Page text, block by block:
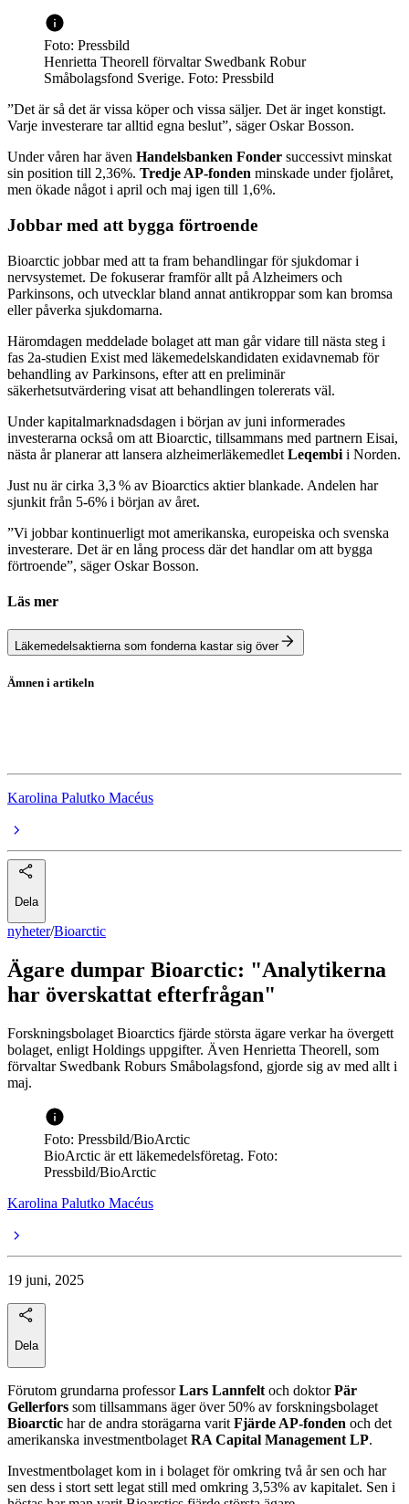
Foto: Pressbild
Henrietta Theorell förvaltar Swedbank Robur
Småbolagsfond Sverige. Foto: Pressbild
”Det är så det är vissa köper och vissa säljer. Det är inget konstigt.
Varje investerare tar alltid egna beslut”, säger Oskar Bosson.
Under våren har även Handelsbanken Fonder successivt minskat
sin position till 2,36%. Tredje AP-fonden minskade under fjolåret,
men ökade något i april och maj igen till 1,6%.
Jobbar med att bygga förtroende
Bioarctic jobbar med att ta fram behandlingar för sjukdomar i
nervsystemet. De fokuserar framför allt på Alzheimers och
Parkinsons, och utvecklar bland annat antikroppar som kan bromsa
eller påverka sjukdomarna.
Häromdagen meddelade bolaget att man går vidare till nästa steg i
fas 2a-studien Exist med läkemedelskandidaten exidavnemab för
behandling av Parkinsons, efter att en preliminär
säkerhetsutvärdering visat att behandlingen tolererats väl.
Under kapitalmarknadsdagen i början av juni informerades
investerarna också om att Bioarctic, tillsammans med partnern Eisai,
nästa år planerar att lansera alzheimerläkemedlet Leqembi i Norden.
Just nu är cirka 3,3 % av Bioarctics aktier blankade. Andelen har
sjunkit från 5-6% i början av året.
”Vi jobbar kontinuerligt mot amerikanska, europeiska och svenska
investerare. Det är en lång process där det handlar om att bygga
förtroende”, säger Oskar Bosson.
Läs mer
Läkemedelsaktierna som fonderna kastar sig över
Ämnen i artikeln
Karolina Palutko Macéus
Dela
nyheter/Bioarctic
Ägare dumpar Bioarctic: "Analytikerna
har överskattat efterfrågan"
Forskningsbolaget Bioarctics fjärde största ägare verkar ha övergett
bolaget, enligt Holdings uppgifter. Även Henrietta Theorell, som
förvaltar Swedbank Roburs Småbolagsfond, gjorde sig av med allt i
maj.
Foto: Pressbild/BioArctic
BioArctic är ett läkemedelsföretag. Foto:
Pressbild/BioArctic
Karolina Palutko Macéus
19 juni, 2025
Dela
Förutom grundarna professorLars Lannfelt och doktorPär
Gellerfors som tillsammans äger över 50% av forskningsbolaget
Bioarctic har de andra storägarna varit Fjärde AP-fonden och det
amerikanska investmentbolaget RA Capital Management LP.
Investmentbolaget kom in i bolaget för omkring två år sen och har
sen dess i stort sett legat still med omkring 3,53% av kapitalet. Sen i